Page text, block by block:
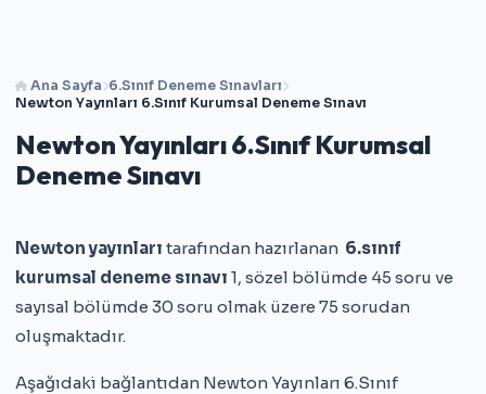
Ana Sayfa 6.Sınıf Deneme Sınavları
Newton Yayınları 6.Sınıf Kurumsal Deneme Sınavı
Newton Yayınları 6.Sınıf Kurumsal
Deneme Sınavı
Newton yayınları tarafından hazırlanan 6.sınıf
kurumsal deneme sınavı 1, sözel bölümde 45 soru ve
sayısal bölümde 30 soru olmak üzere 75 sorudan
oluşmaktadır.
Aşağıdaki bağlantıdan Newton Yayınları 6.Sınıf